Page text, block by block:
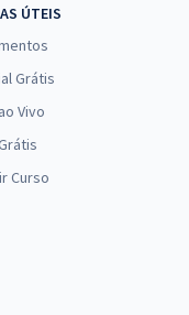
Gerais - Policial
ÚTEIS
Grátis
Vivo
Curso